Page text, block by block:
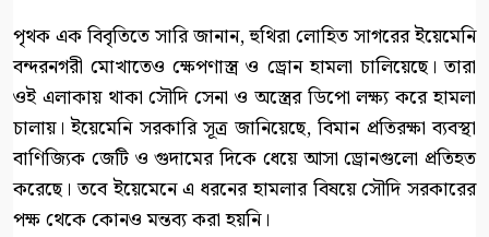
পৃথক এক বিবৃতিতে সারি জানান, হুথিরা লোহিত সাগরের ইয়েমেনি
বন্দরনগরী মোখাতেও ক্ষেপণাস্ত্র ও ড্রোন হামলা চালিয়েছে। তারা
ওই এলাকায় থাকা সৌদি সেনা ও অস্ত্রের ডিপো লক্ষ্য করে হামলা
চালায়। ইয়েমেনি সরকারি সূত্র জানিয়েছে, বিমান প্রতিরক্ষা ব্যবস্থা
বাণিজ্যিক জেটি ও গুদামের দিকে ধেয়ে আসা ড্রোনগুলো প্রতিহত
করেছে। তবে ইয়েমেনে এ ধরনের হামলার বিষয়ে সৌদি সরকারের
পক্ষ থেকে কোনও মন্তব্য করা হয়নি।